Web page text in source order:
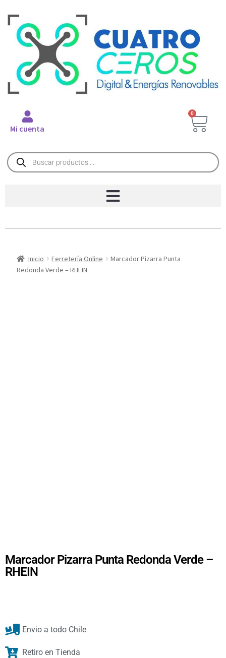
Mi cuenta
0
Inicio Ferretería Online
Marcador Pizarra Punta
Redonda Verde – RHEIN
Marcador Pizarra Punta Redonda Verde –
RHEIN
Envio a todo Chile
Retiro en Tienda